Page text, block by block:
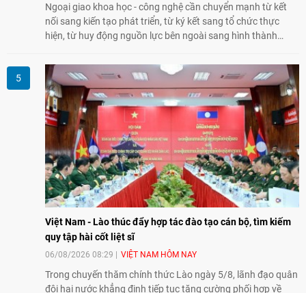
Ngoại giao khoa học - công nghệ cần chuyển mạnh từ kết
nối sang kiến tạo phát triển, từ ký kết sang tổ chức thực
hiện, từ huy động nguồn lực bên ngoài sang hình thành
nghệ, đổi mới sáng tạo và chuyển đổi số trở thành động lực
phát triển đất nước.
Việt Nam - Lào thúc đẩy hợp tác đào tạo cán bộ, tìm kiếm
quy tập hài cốt liệt sĩ
06/08/2026 08:29 VIỆT NAM HÔM NAY
Trong chuyến thăm chính thức Lào ngày 5/8, lãnh đạo quân
đội hai nước khẳng định tiếp tục tăng cường phối hợp về